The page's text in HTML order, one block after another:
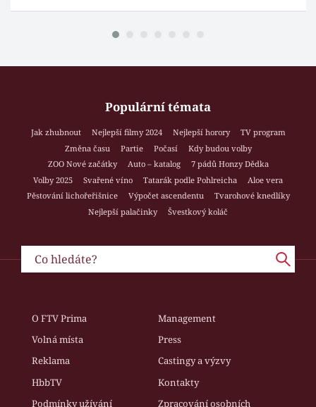
Populární témata
Jak zhubnout Nejlepší filmy 2024 Nejlepší horory
TV program
Změna času
Partie Počasí
Kdy budou volby
ZOO Nové začátky
Auto – katalog
7 pádů Honzy Dědka
Volby 2025
Svařené víno Tatarák podle Pohlreicha
Aloe vera
Pěstování lichořeřišnice
Výpočet ascendentu
Tvarohové knedlíky
Nejlepší palačinky
Švestkový koláč
O FTV Prima
Management
Volná místa
Press
Reklama
Castingy a výzvy
HbbTV
Kontakty
Podmínky užívání
Zpracování osobních